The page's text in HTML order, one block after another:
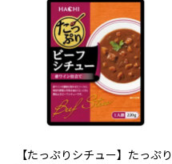
【たっぷりシチュー】たっぷり